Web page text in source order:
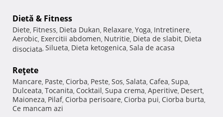
Dietă & Fitness
Diete, Fitness, Dieta Dukan, Relaxare, Yoga, Intretinere,
Aerobic, Exercitii abdomen, Nutritie, Dieta de slabit, Dieta
disociata, Silueta, Dieta ketogenica, Sala de acasa
Reţete
Mancare, Paste, Ciorba, Peste, Sos, Salata, Cafea, Supa,
Dulceata, Tocanita, Cocktail, Supa crema, Aperitive, Desert,
Maioneza, Pilaf, Ciorba perisoare, Ciorba pui, Ciorba burta,
Ce mancam azi